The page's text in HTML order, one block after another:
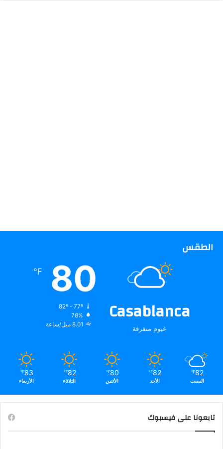
الطقس
Casablanca
غيوم متفرقة
80
℉
82º - 77º
78%
8.01 ميل/ساعة
82
℉
السبت
82
℉
الأحد
80
℉
الأثنين
82
℉
الثلاثاء
83
℉
الأربعاء
تابعونا على فيسبوك